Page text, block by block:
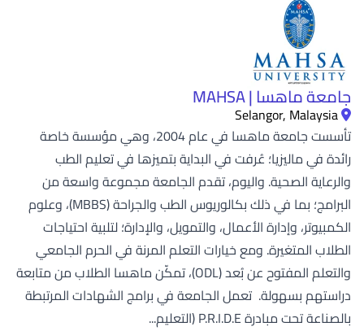
جامعة ماهسا | MAHSA
Selangor, Malaysia
تأسست جامعة ماهسا في عام 2004، وهي مؤسسة خاصة
رائدة في ماليزيا؛ عُرفت في البداية بتميزها في تعليم الطب
والرعاية الصحية. واليوم، تقدم الجامعة مجموعة واسعة من
البرامج؛ بما في ذلك بكالوريوس الطب والجراحة (MBBS)، وعلوم
الكمبيوتر، وإدارة الأعمال، والتمويل، والإدارة؛ لتلبية احتياجات
الطلاب المتغيرة. ومع خيارات التعلم المرنة في الحرم الجامعي
والتعلم المفتوح عن بُعد (ODL)، تمكّن ماهسا الطلاب من متابعة
دراستهم بسهولة. تعمل الجامعة في برامج الشهادات المرتبطة
بالصناعة تحت مبادرة P.R.I.D.E (التعليم...